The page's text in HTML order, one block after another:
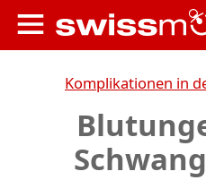
Komplikationen in